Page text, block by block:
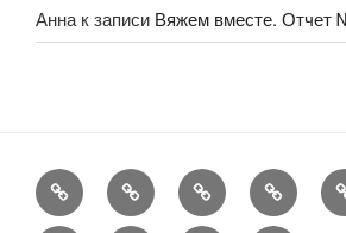
Анна к записи Вяжем вместе. Отчет
FAQ Рукоделие
А
еще
Мы